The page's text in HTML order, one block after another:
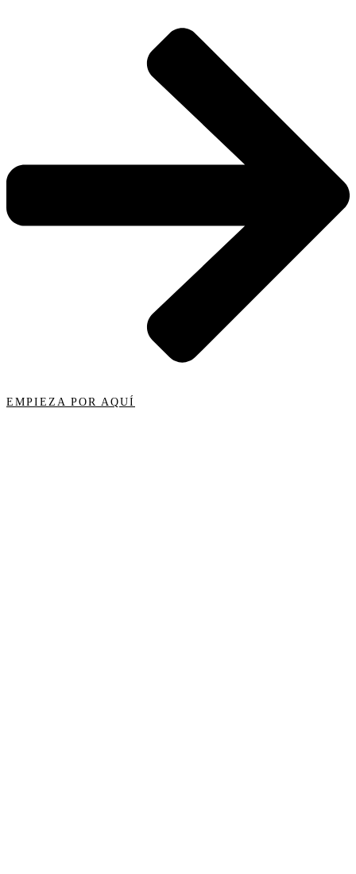
EMPIEZA POR AQUÍ